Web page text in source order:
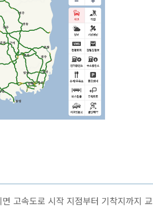
고속도로 시작 지점부터 기착지까지 교